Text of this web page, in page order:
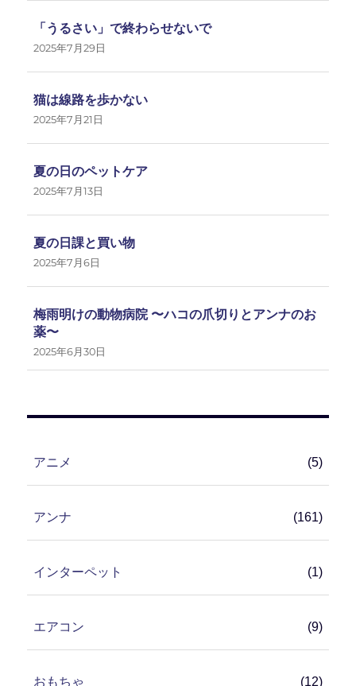
「うるさい」で終わらせないで
2025年7月29日
猫は線路を歩かない
2025年7月21日
夏の日のペットケア
2025年7月13日
夏の日課と買い物
2025年7月6日
梅雨明けの動物病院 〜ハコの爪切りとアンナのお
薬〜
2025年6月30日
アニメ (5)
アンナ (161)
インターペット (1)
エアコン (9)
おもちゃ (12)